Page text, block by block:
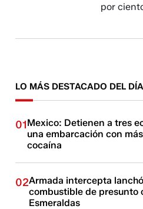
por
LO MÁS DESTACADO DEL
01Mexico: Detienen a tres
una embarcación con
cocaína
02Armada intercepta
combustible de presunto
Esmeraldas